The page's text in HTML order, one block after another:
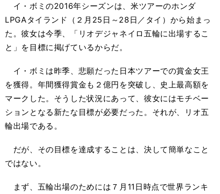
イ・ボミの2016年シーズンは、米ツアーのホンダ
LPGAタイランド（２月25日～28日／タイ）から始まっ
た。彼女は今季、「リオデジャネイロ五輪に出場するこ
と」を目標に掲げているからだ。
イ・ボミは昨季、悲願だった日本ツアーでの賞金女王
を獲得。年間獲得賞金も２億円を突破し、史上最高額を
マークした。そうした状況にあって、彼女にはモチベー
ションとなる新たな目標が必要だった。それが、リオ五
輪出場である。
だが、その目標を達成することは、決して簡単なこと
ではない。
まず、五輪出場のためには７月11日時点で世界ランキ